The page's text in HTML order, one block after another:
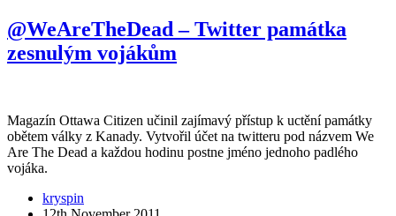
@WeAreTheDead – Twitter památka
zesnulým vojákům
Magazín Ottawa Citizen učinil zajímavý přístup k uctění památky
obětem války z Kanady. Vytvořil účet na twitteru pod názvem We
Are The Dead a každou hodinu postne jméno jednoho padlého
vojáka.
kryspin